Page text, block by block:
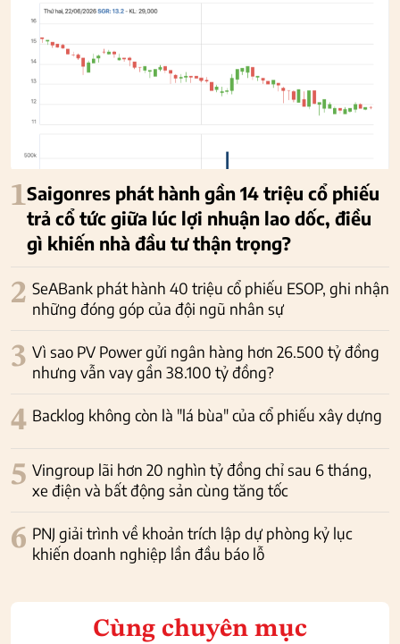
1Saigonres phát hành gần 14 triệu cổ phiếu
trả cổ tức giữa lúc lợi nhuận lao dốc, điều
gì khiến nhà đầu tư thận trọng?
2 SeABank phát hành 40 triệu cổ phiếu ESOP, ghi nhận
những đóng góp của đội ngũ nhân sự
3 Vì sao PV Power gửi ngân hàng hơn 26.500 tỷ đồng
nhưng vẫn vay gần 38.100 tỷ đồng?
4 Backlog không còn là "lá bùa" của cổ phiếu xây dựng
5 Vingroup lãi hơn 20 nghìn tỷ đồng chỉ sau 6 tháng,
xe điện và bất động sản cùng tăng tốc
6 PNJ giải trình về khoản trích lập dự phòng kỷ lục
khiến doanh nghiệp lần đầu báo lỗ
Cùng chuyên mục